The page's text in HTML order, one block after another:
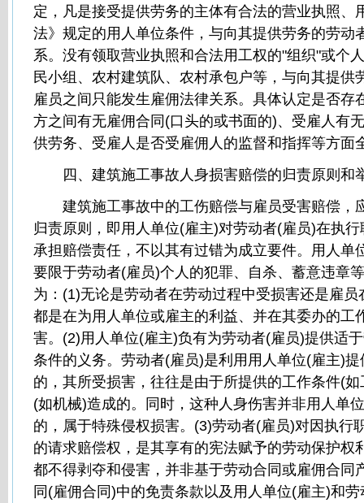
定，凡是接受提供劳务的主体有合法的营业执照、
法》规定的用人单位条件，与向其提供劳务的劳动
系。没有领取营业执照和合法用工权的"组织"或个
民小组、农村建筑队、农村承包户等，与向其提供
雇员之间只能发生雇佣法律关系。具体认定是否存
方之间有无雇佣合同(口头的或书面的)、受雇人有
供劳务、受雇人是否受雇佣人的监督和指挥等方面
四、建筑施工事故人身损害赔偿的归责原则和
建筑施工事故中的工伤赔偿与雇员受害赔偿，
归责原则，即用人单位(雇主)对劳动者(雇员)在执
承担赔偿责任，不以其有过错为成立要件。用人单
要限于劳动者(雇员)个人的犯罪、自杀、蓄意违章
为：(1)无论是劳动者在劳动过程中受损害还是雇
都是在为用人单位或雇主的利益、并在其委办的工
害。(2)用人单位(雇主)负有为劳动者(雇员)提供适
条件的义务。劳动者(雇员)是利用用人单位(雇主)
的，其所受损害，往往是由于所提供的工作条件(
(如机械)造成的。同时，这种人身伤害并非用人单
的，属于特殊侵权损害。(3)劳动者(雇员)对因执行
的请求赔偿权，是其享有的宪法赋予的劳动保护权
都不得剥夺和侵害，并非基于劳动合同或雇佣合同
同(雇佣合同)中的免责条款以及用人单位(雇主)和